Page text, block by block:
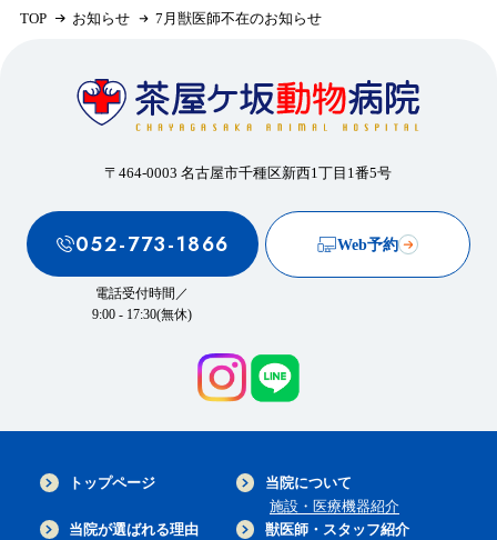
TOP お知らせ 7月獣医師不在のお知らせ
〒464-0003 名古屋市千種区新西1丁目1番5号
052-773-1866
電話受付時間／
9:00 - 17:30(無休)
Web予約
トップページ
当院について
施設・医療機器紹介
当院が選ばれる理由
獣医師・スタッフ紹介